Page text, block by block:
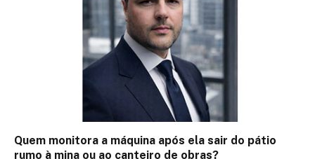
Quem monitora a máquina após ela sair do pátio
rumo à mina ou ao canteiro de obras?